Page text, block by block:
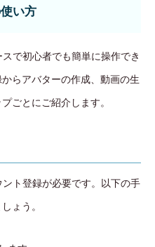
い方
で初心者でも簡単に操作でき
らアバターの作成、動画の生
ごとにご紹介します。
ト登録が必要です。以下の手
ょう。